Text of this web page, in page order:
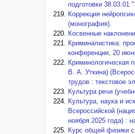
подготовки
Коррекция
(монография).
Косвенные
Криминалистика:
конференции, 20
Криминологическая
В. А. Уткина)
трудов : текстовое
Культура речи
Культура, наука и
Всероссийской
ноября 2025 года) :
Курс общей физики